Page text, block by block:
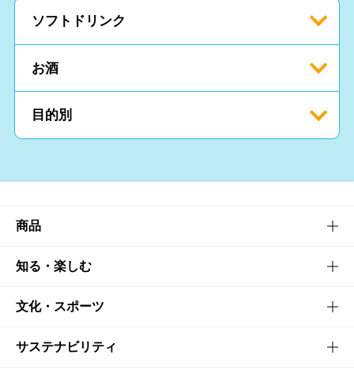
ソフトドリンク
お酒
目的別
商品
商品TOP
商品一覧
商品発売情報
知る・楽しむ
知る・楽しむTOP
キャンペーン
文化・スポーツ
文化・スポーツTOP
サステナビリティ